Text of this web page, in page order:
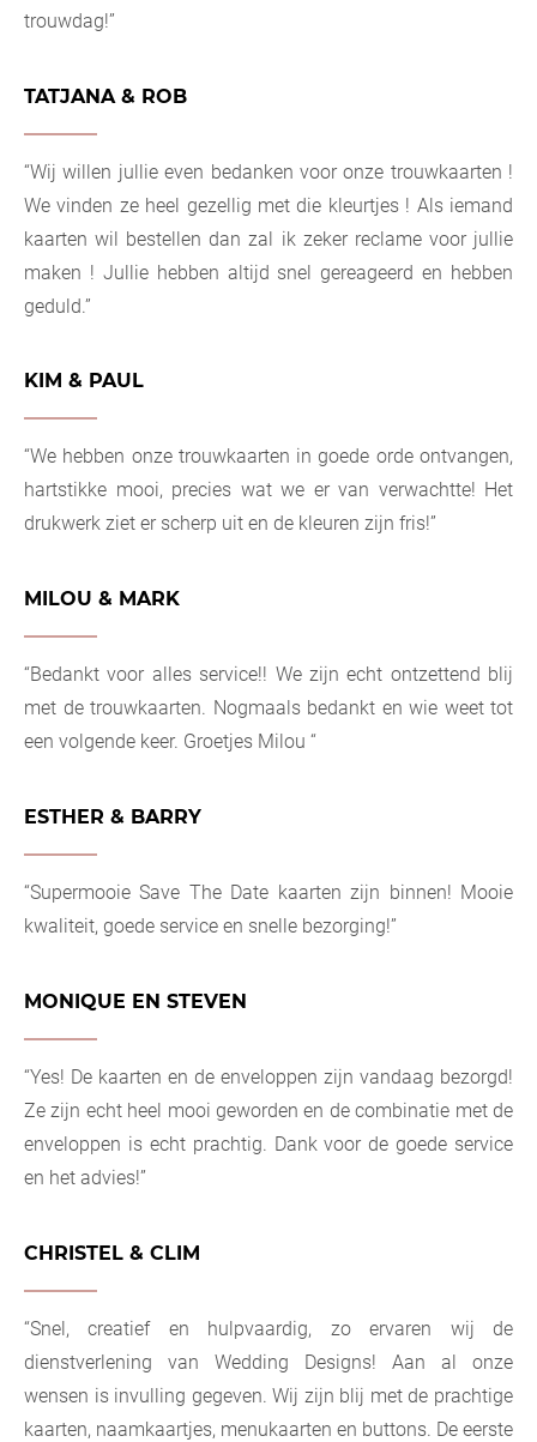
trouwdag!”
TATJANA & ROB
“Wij willen jullie even bedanken voor onze trouwkaarten !
We vinden ze heel gezellig met die kleurtjes ! Als iemand
kaarten wil bestellen dan zal ik zeker reclame voor jullie
maken ! Jullie hebben altijd snel gereageerd en hebben
geduld.”
KIM & PAUL
“We hebben onze trouwkaarten in goede orde ontvangen,
hartstikke mooi, precies wat we er van verwachtte! Het
drukwerk ziet er scherp uit en de kleuren zijn fris!”
MILOU & MARK
“Bedankt voor alles service!! We zijn echt ontzettend blij
met de trouwkaarten. Nogmaals bedankt en wie weet tot
een volgende keer. Groetjes Milou “
ESTHER & BARRY
“Supermooie Save The Date kaarten zijn binnen! Mooie
kwaliteit, goede service en snelle bezorging!”
MONIQUE EN STEVEN
“Yes! De kaarten en de enveloppen zijn vandaag bezorgd!
Ze zijn echt heel mooi geworden en de combinatie met de
enveloppen is echt prachtig. Dank voor de goede service
en het advies!”
CHRISTEL & CLIM
“Snel, creatief en hulpvaardig, zo ervaren wij de
dienstverlening van Wedding Designs! Aan al onze
wensen is invulling gegeven. Wij zijn blij met de prachtige
kaarten, naamkaartjes, menukaarten en buttons. De eerste